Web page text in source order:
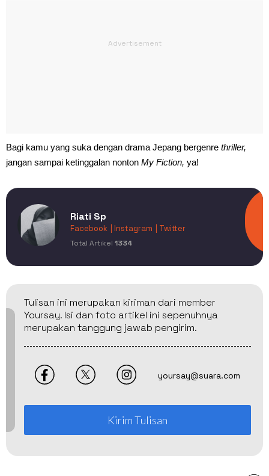
Bagi kamu yang suka dengan drama Jepang bergenre thriller,
jangan sampai ketinggalan nonton My Fiction, ya!
Riati Sp
Facebook | Instagram | Twitter
Total Artikel 1334
Tulisan ini merupakan kiriman dari member
Yoursay. Isi dan foto artikel ini sepenuhnya
merupakan tanggung jawab pengirim.
yoursay@suara.com
Kirim Tulisan